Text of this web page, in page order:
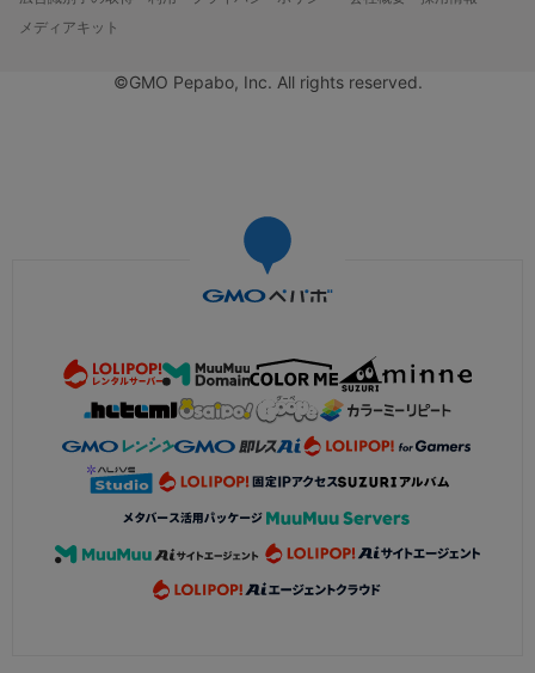
メディアキット
©GMO Pepabo, Inc. All rights reserved.